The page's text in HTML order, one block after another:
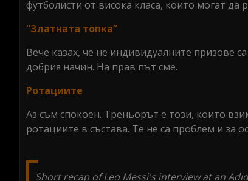
футболисти от висока класа, които могат да
“Златната топка”
Вече казах, че не индивидуалните призове
добрия начин. На прав път сме.
Ротациите
Аз съм спокоен. Треньорът е този, които
ротациите в състава. Те не са проблем и за
Short recap of Leo Messi's interview at an